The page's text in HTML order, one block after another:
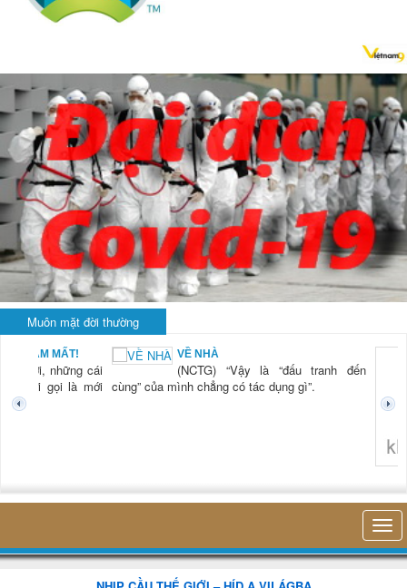
Muôn mặt đời thường
NAM MẤT!
“Xời, những cái
mới gọi là mới
VỀ NHÀ
(NCTG) “Vậy là “đấu tranh đến
cùng” của mình chẳng có tác dụng gì”.